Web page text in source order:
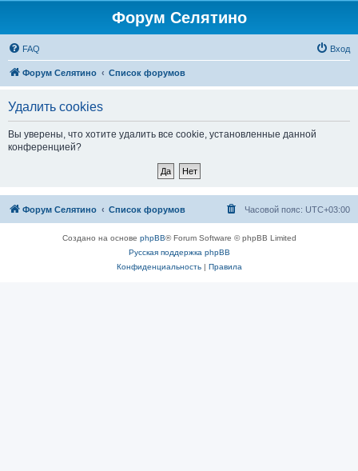
Форум Селятино
FAQ Вход
Форум Селятино Список форумов
Удалить cookies
Вы уверены, что хотите удалить все cookie, установленные данной
конференцией?
Форум Селятино Список форумов Часовой пояс: UTC+03:00
Создано на основе phpBB® Forum Software © phpBB Limited
Русская поддержка phpBB
Конфиденциальность| Правила